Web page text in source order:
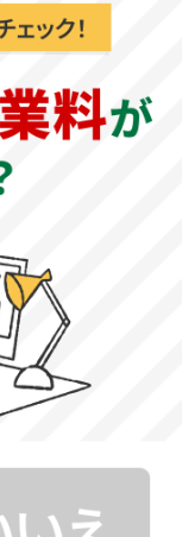
師がおすすめ
宅に居ながら、学
ど親の負担も少な